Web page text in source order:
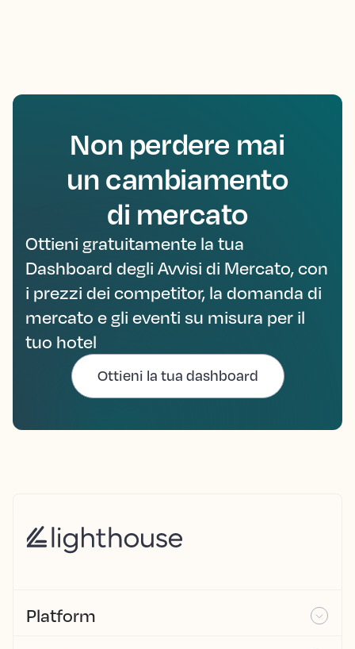
Non perdere mai
un cambiamento
di mercato
Ottieni gratuitamente la tua
Dashboard degli Avvisi di Mercato, con
i prezzi dei competitor, la domanda di
mercato e gli eventi su misura per il
tuo hotel
Ottieni la tua dashboard
Platform